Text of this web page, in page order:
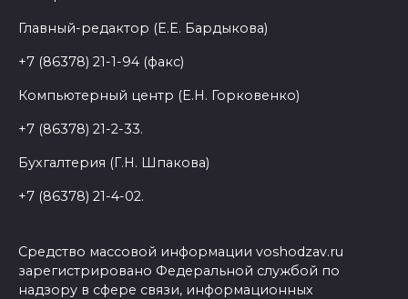
Главный-редактор (Е.Е. Бардыкова)
+7 (86378) 21-1-94 (факс)
Компьютерный центр (Е.Н. Горковенко)
+7 (86378) 21-2-33.
Бухгалтерия (Г.Н. Шпакова)
+7 (86378) 21-4-02.
Средство массовой информации voshodzav.ru
зарегистрировано Федеральной службой по
надзору в сфере связи, информационных